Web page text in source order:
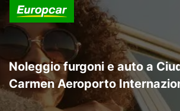
Noleggio furgoni e auto a
Carmen Aeroporto